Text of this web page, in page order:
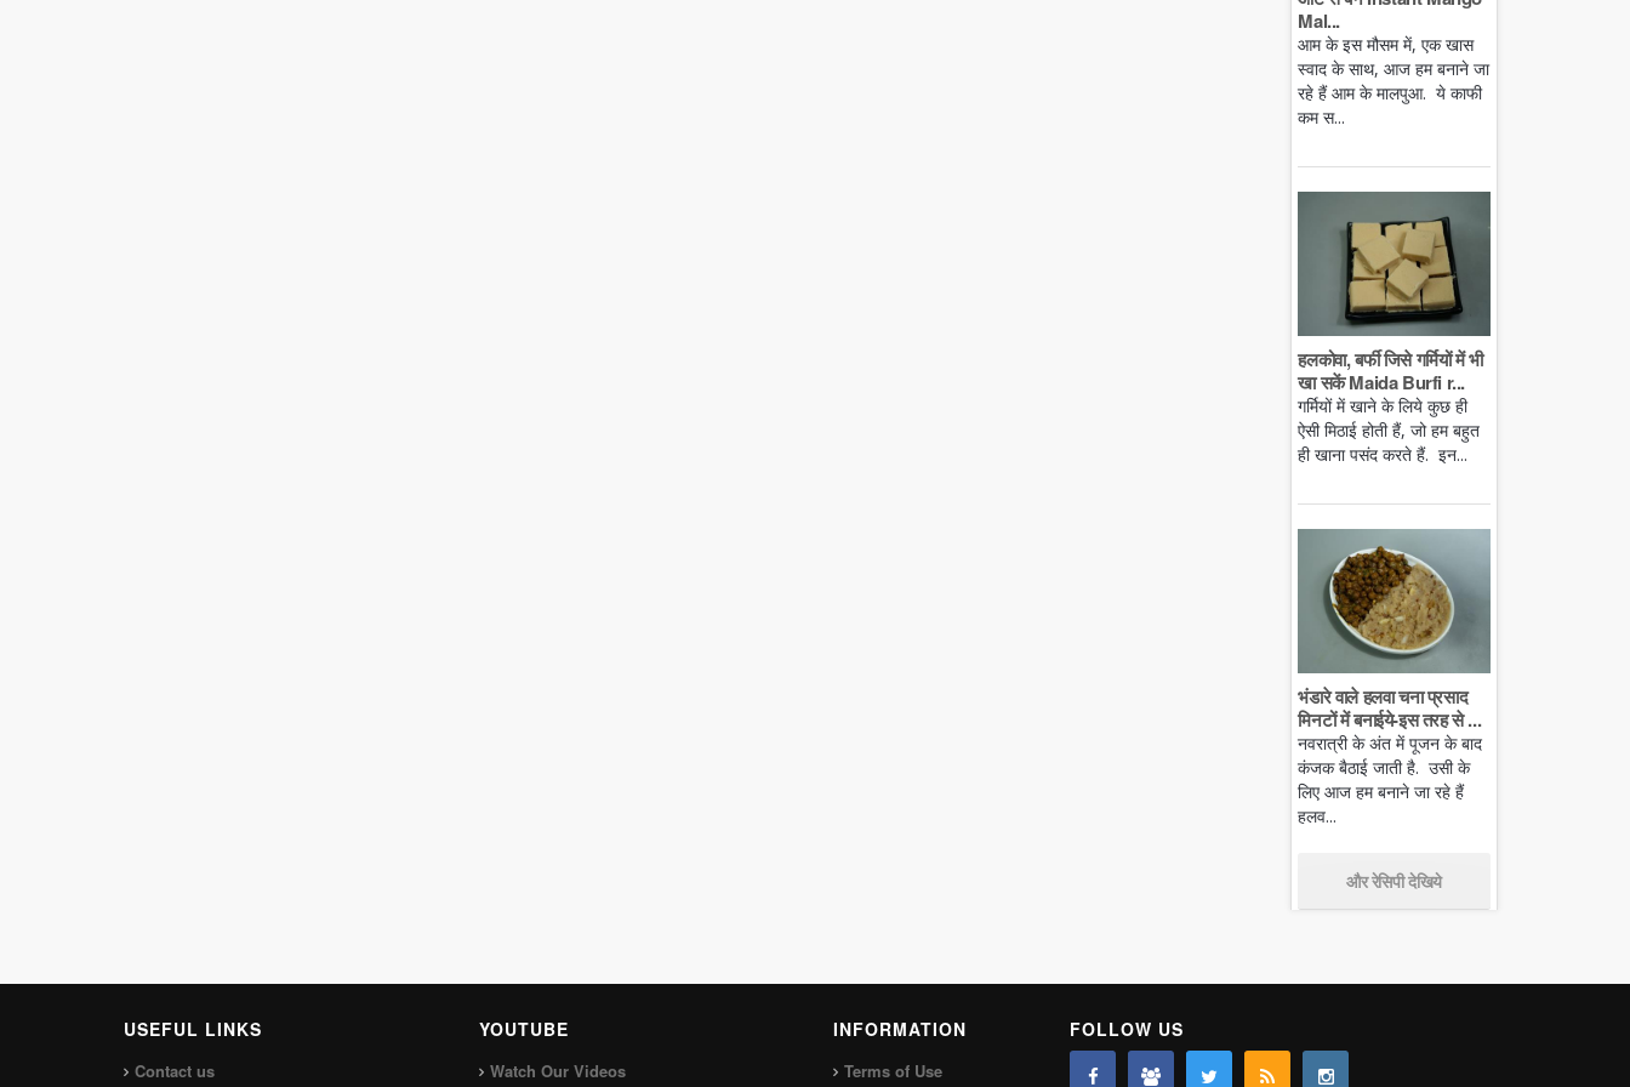
Mal...
आम के इस मौसम में, एक खास
स्वाद के साथ, आज हम बनाने जा
रहे हैं आम के मालपुआ. ये काफी
कम स...
हलकोवा, बर्फी जिसे गर्मियों में भी
खा सकें Maida Burfi r...
गर्मियों में खाने के लिये कुछ ही
ऐसी मिठाई होती हैं, जो हम बहुत
ही खाना पसंद करते हैं. इन...
भंडारे वाले हलवा चना प्रसाद
मिनटों में बनाईये-इस तरह से ...
नवरात्री के अंत में पूजन के बाद
कंजक बैठाई जाती है. उसी के
लिए आज हम बनाने जा रहे हैं
हलव...
और रेसिपी देखिये
USEFUL LINKS
Contact us
YOUTUBE
Watch Our Videos
INFORMATION
Terms of Use
FOLLOW US